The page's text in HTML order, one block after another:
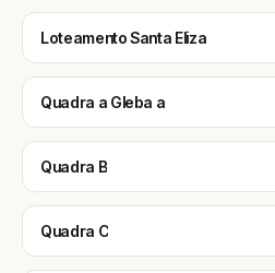
Loteamento Santa Eliza
Quadra a Gleba a
Quadra B
Quadra C